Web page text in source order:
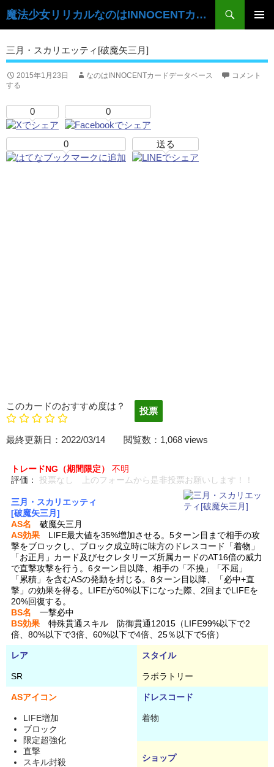
魔法少女リリカルなのはINNOCENTカードデータベース
検
索
イ
ン
テ
ン
ツ
へ
ッ
プ
三月・スカリエッティ[破魔矢三月]
2015年1月23日 なのはINNOCENTカードデータベース
コメント
する
0 0
0 送る
このカードのおすすめ度は？
最終更新日：2022/03/14 閲覧数：1,068 views
トレードNG（期間限定）
不明
評価：
投票なし 上のフォームから是非投票お願いします！！
三月・スカリエッティ
[破魔矢三月]
AS名 破魔矢三月
AS効果 LIFE最大値を35%増加させる。5ターン目まで相手の攻
撃をブロックし、ブロック成立時に味方のドレスコード「着物」
「お正月」カード及びセクレタリーズ所属カードのAT16倍の威力
で直撃攻撃を行う。6ターン目以降、相手の「不撓」「不屈」
「累積」を含むASの発動を封じる。8ターン目以降、「必中+直
撃」の効果を得る。LIFEが50%以下になった際、2回までLIFEを
20%回復する。
BS名 一撃必中
BS効果 特殊貫通スキル 防御貫通12015（LIFE99%以下で2
倍、80%以下で3倍、60%以下で4倍、25％以下で5倍）
レア スタイル
SR ラボラトリー
ASアイコン ドレスコード
LIFE増加
ブロック
限定超強化
直撃
スキル封殺
着物
ショップ